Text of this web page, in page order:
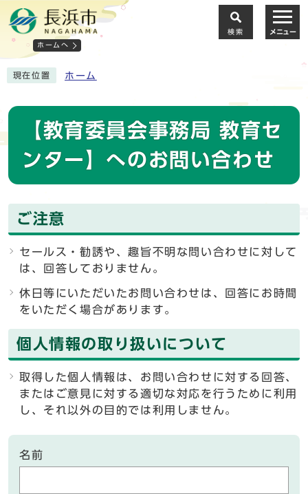
ホームへ
検索 メニュー
現在位置 ホーム
【教育委員会事務局 教育セ
ンター】へのお問い合わせ
ご注意
セールス・勧誘や、趣旨不明な問い合わせに対して
は、回答しておりません。
休日等にいただいたお問い合わせは、回答にお時間
をいただく場合があります。
個人情報の取り扱いについて
取得した個人情報は、お問い合わせに対する回答、
またはご意見に対する適切な対応を行うために利用
し、それ以外の目的では利用しません。
名前